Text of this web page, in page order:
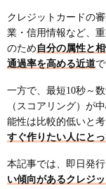
クレジットカードの
業・信用情報など、
のため 自分の属性と
通過率を高める近道で
一方で、最短10秒～
（スコアリング）が
能性は比較的低いと考
すぐ作りたい人にと
本記事では、即日発行
い傾向があるクレジ